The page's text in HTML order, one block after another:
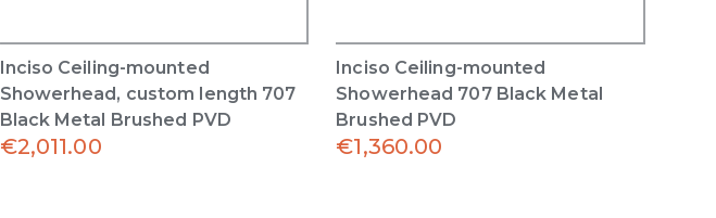
Inciso Ceiling-mounted
Showerhead, custom length 707
Black Metal Brushed PVD
€2,011.00
Inciso Ceiling-mounted
Showerhead 707 Black Metal
Brushed PVD
€1,360.00